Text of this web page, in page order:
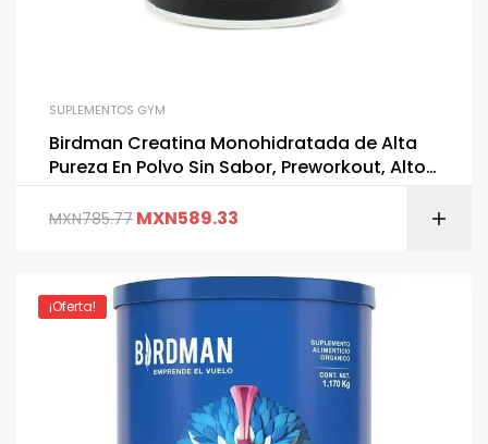
SUPLEMENTOS GYM
Birdman Creatina Monohidratada de Alta
Pureza En Polvo Sin Sabor, Preworkout, Alto
MXN785.77 MXN589.33
¡Oferta!